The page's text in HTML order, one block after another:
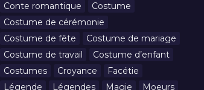
Conte romantique
Costume
Costume de cérémonie
Costume de fête
Costume de mariage
Costume de travail
Costume d’enfant
Costumes
Croyance
Facétie
Légende
Légendes Magie Moeurs